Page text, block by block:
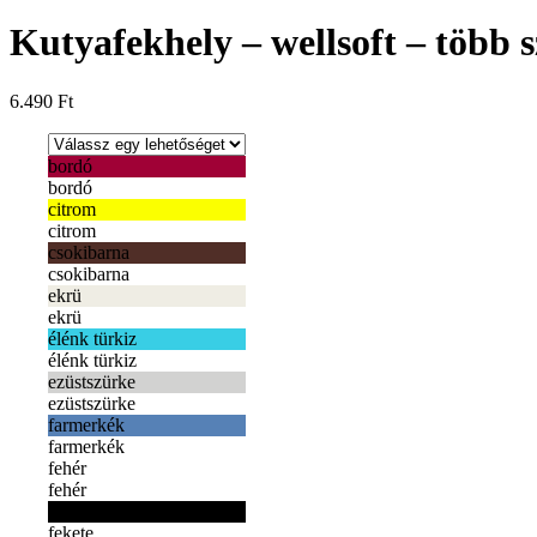
Kutyafekhely – wellsoft – több
6.490 Ft
bordó
bordó
citrom
citrom
csokibarna
csokibarna
ekrü
ekrü
élénk türkiz
élénk türkiz
ezüstszürke
ezüstszürke
farmerkék
farmerkék
fehér
fehér
fekete